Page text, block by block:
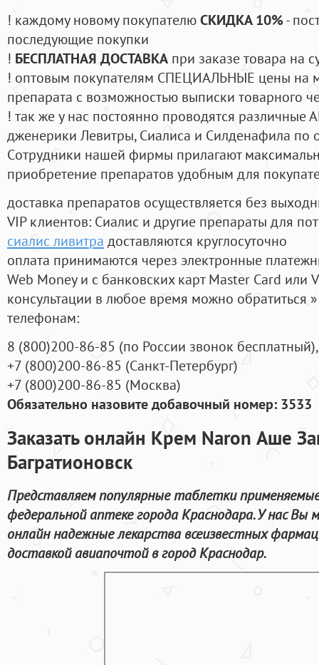
! каждому новому покупателюСКИДКА 10%-
последующие покупки
! БЕСПЛАТНАЯ ДОСТАВКА при заказе товара на
! оптовым покупателям СПЕЦИАЛЬНЫЕ цены на
препарата с возможностью выписки товарного
! так же у нас постоянно проводятся
дженерики Левитры, Сиалиса и Силденафила по
Cотрудники нашей фирмы прилагают
приобретение препаратов удобным для
доставка препаратов осуществляется без
VIP клиентов: Сиалис и другие препараты для
сиалис ливитра доставляются круглосуточно
оплата принимаются через электронные
Web Money и с банковских карт Master Card или
консультации в любое время можно обратиться
телефонам:
8 (800)200-86-85 (по России звонок бесплатный),
+7 (800)200-86-85 (Санкт-Петербург)
+7 (800)200-86-85 (Москва)
Обязательно назовите добавочный номер: 3533
Заказать онлайн Крем Naron Аше
Багратионовск
Представляем популярные таблетки
федеральной аптеке города Краснодара. У нас
онлайн надежные лекарства всеизвестных
доставкой авиапочтой в город Краснодар.